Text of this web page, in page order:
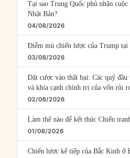
Tại sao Trung Quốc phủ nhận
Nhật Bản?
04/08/2026
Điểm mù chiến lược của Trump
03/08/2026
Đặt cược vào thất bại: Các quỹ
và khía cạnh chính trị của vốn rủi
02/08/2026
Làm thế nào để kết thúc Chiến
01/08/2026
Chiến lược kế tiếp của Bắc Kinh ở